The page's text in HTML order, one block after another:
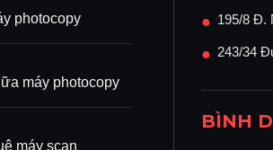
màu Toshiba e-Studio 4505AC,
mà phải mất công sức bỏ từng
nghệ in siêu tốc với tốc độ in
photocopy
máy photocopy
máy scan
● 195/8 Đ.
● 243/34
BÌNH